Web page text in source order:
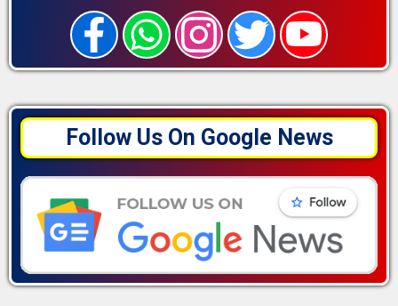
Follow Us On Google News